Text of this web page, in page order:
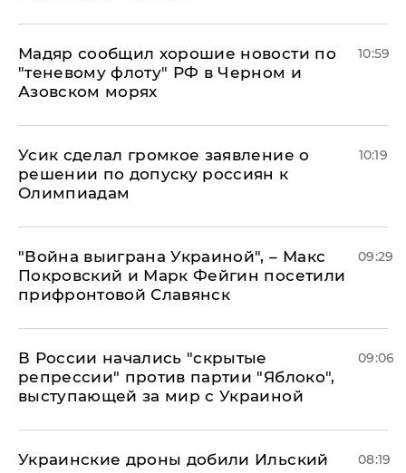
Мадяр сообщил хорошие новости по
"теневому флоту" РФ в Черном и
Азовском морях
10:59
Усик сделал громкое заявление о
решении по допуску россиян к
Олимпиадам
10:19
"Война выиграна Украиной", – Макс
Покровский и Марк Фейгин посетили
прифронтовой Славянск
09:29
В России начались "скрытые
репрессии" против партии "Яблоко",
выступающей за мир с Украиной
09:06
Украинские дроны добили Ильский
08:19